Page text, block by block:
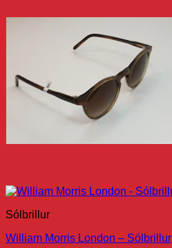
Sólbrillur
William Morris London – Sólbrillur